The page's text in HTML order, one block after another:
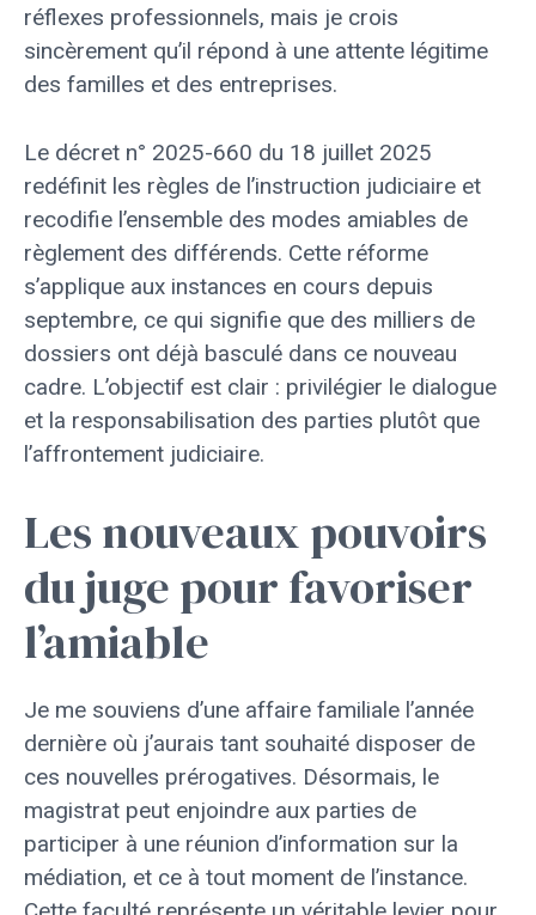
réflexes professionnels, mais je crois
sincèrement qu’il répond à une attente légitime
des familles et des entreprises.
Le décret n° 2025-660 du 18 juillet 2025
redéfinit les règles de l’instruction judiciaire et
recodifie l’ensemble des modes amiables de
règlement des différends. Cette réforme
s’applique aux instances en cours depuis
septembre, ce qui signifie que des milliers de
dossiers ont déjà basculé dans ce nouveau
cadre. L’objectif est clair : privilégier le dialogue
et la responsabilisation des parties plutôt que
l’affrontement judiciaire.
Les nouveaux pouvoirs
du juge pour favoriser
l’amiable
Je me souviens d’une affaire familiale l’année
dernière où j’aurais tant souhaité disposer de
ces nouvelles prérogatives. Désormais, le
magistrat peut enjoindre aux parties de
participer à une réunion d’information sur la
médiation, et ce à tout moment de l’instance.